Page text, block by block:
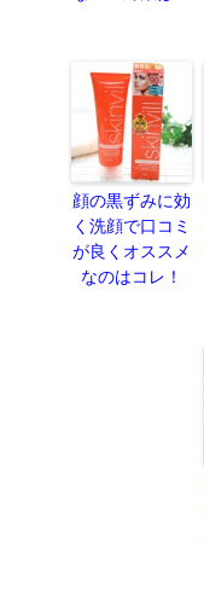
顔の黒ずみに効
く洗顔で口コミ
が良くオススメ
なのはコレ！